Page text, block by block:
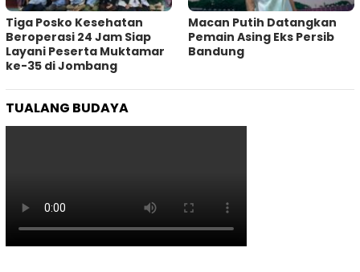
Tiga Posko Kesehatan
Beroperasi 24 Jam Siap
Layani Peserta Muktamar
ke-35 di Jombang
Macan Putih Datangkan
Pemain Asing Eks Persib
Bandung
TUALANG BUDAYA